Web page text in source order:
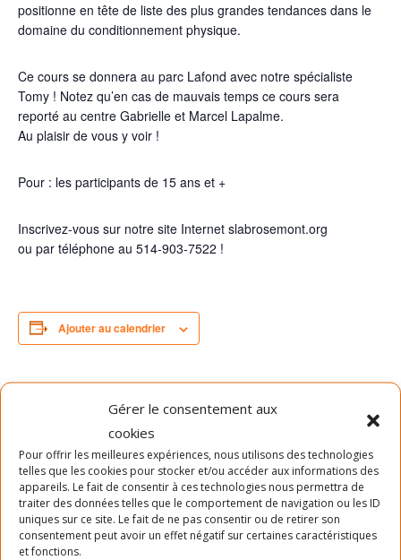
Gérer le consentement aux
cookies
Pour offrir les meilleures expériences, nous utilisons des technologies
telles que les cookies pour stocker et/ou accéder aux informations des
appareils. Le fait de consentir à ces technologies nous permettra de
traiter des données telles que le comportement de navigation ou les ID
uniques sur ce site. Le fait de ne pas consentir ou de retirer son
consentement peut avoir un effet négatif sur certaines caractéristiques
et fonctions.
positionne en tête de liste des plus grandes tendances dans le
domaine du conditionnement physique.
Ce cours se donnera au parc Lafond avec notre spécialiste
Tomy ! Notez qu’en cas de mauvais temps ce cours sera
reporté au centre Gabrielle et Marcel Lapalme.
Au plaisir de vous y voir !
Pour : les participants de 15 ans et +
Inscrivez-vous sur notre site Internet slabrosemont.org
ou par téléphone au 514-903-7522 !
Ajouter au calendrier
5 août 2023
Heure :
14h15 - 15h15
Prix :
Gratuit
Téléphone
514-903-7522
Voir le site Organisateur